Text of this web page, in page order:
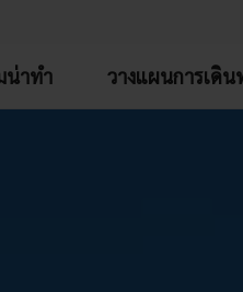
น่าทำ วางแผนการเดิ